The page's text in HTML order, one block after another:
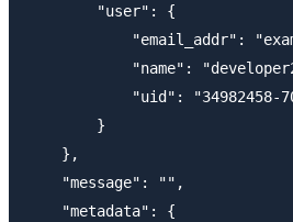
        "user": {
"email_addr":
"name":
"uid": "34982458-
        }
    },
    "message": "",
    "metadata": {